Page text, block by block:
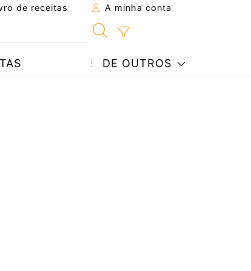
de receitas A minha conta
DE OUTROS
um amigo
o autor da receita
receita? Compartilhe